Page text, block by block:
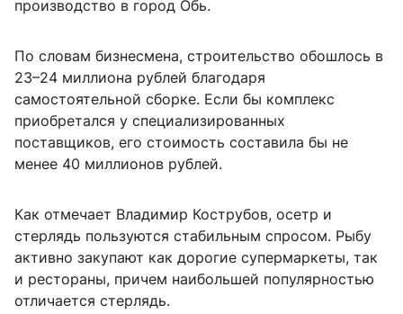
производство в город Обь.
По словам бизнесмена, строительство обошлось в
23–24 миллиона рублей благодаря
самостоятельной сборке. Если бы комплекс
приобретался у специализированных
поставщиков, его стоимость составила бы не
менее 40 миллионов рублей.
Как отмечает Владимир Кострубов, осетр и
стерлядь пользуются стабильным спросом. Рыбу
активно закупают как дорогие супермаркеты, так
и рестораны, причем наибольшей популярностью
отличается стерлядь.